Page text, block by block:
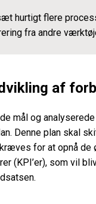
hurtigt flere
fra andre
af
mål og
Denne plan skal
for at opnå de
(KPI’er), som vil